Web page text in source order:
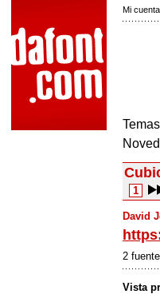
Mi cuenta
Temas
1
David
2
Vista